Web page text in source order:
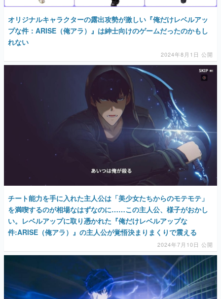
オリジナルキャラクターの露出攻勢が激しい『俺だけレベルアッ
プな件：ARISE（俺アラ）』は紳士向けのゲームだったのかもし
れない
2024年8月1日 公開
チート能力を手に入れた主人公は「美少女たちからのモテモテ」
を満喫するのが相場なはずなのに……この主人公、様子がおかし
い。レベルアップに取り憑かれた『俺だけレベルアップな
件:ARISE（俺アラ）』の主人公が覚悟決まりまくりで震える
2024年7月10日 公開